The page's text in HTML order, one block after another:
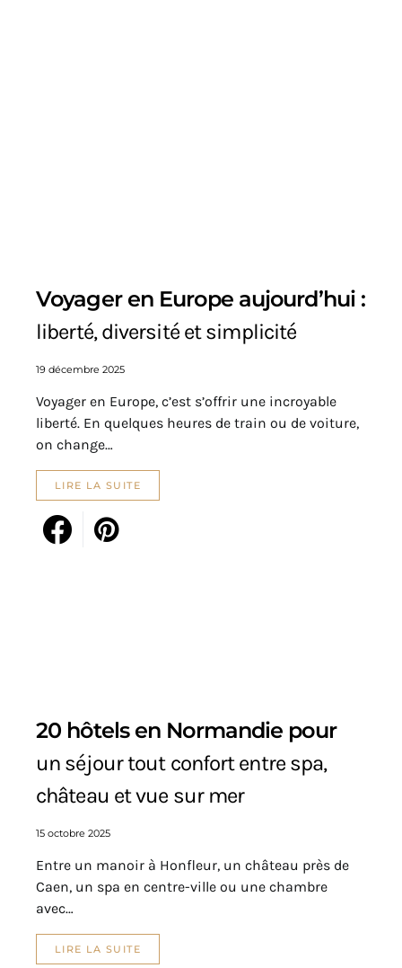
Voyager en Europe aujourd’hui :
liberté, diversité et simplicité
19 décembre 2025
Voyager en Europe, c’est s’offrir une incroyable
liberté. En quelques heures de train ou de voiture,
on change…
LIRE LA SUITE
20 hôtels en Normandie pour
un séjour tout confort entre spa,
château et vue sur mer
15 octobre 2025
Entre un manoir à Honfleur, un château près de
Caen, un spa en centre-ville ou une chambre
avec…
LIRE LA SUITE